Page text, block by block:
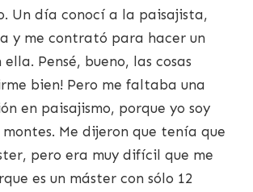
Un día conocí a la paisajista,
y me contrató para hacer un
Pensé, bueno, las cosas
bien! Pero me faltaba una
en paisajismo, porque yo soy
Me dijeron que tenía que
pero era muy difícil que me
es un máster con sólo 12